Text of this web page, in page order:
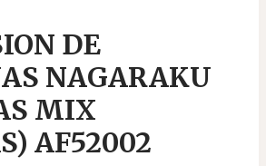
DE
NAGARAKU
MIX
AF52002